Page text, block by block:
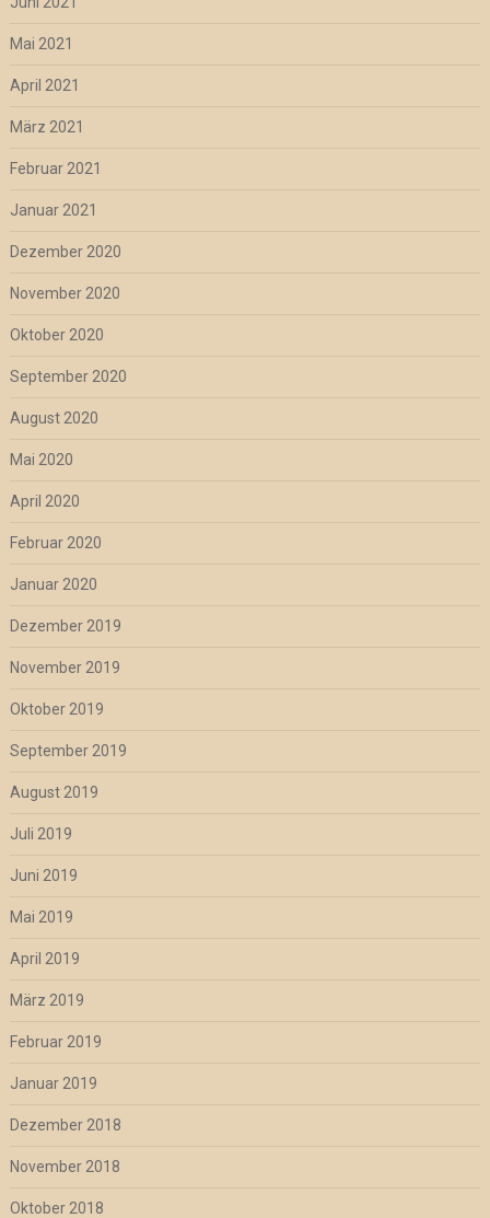
Mai 2021
April 2021
März 2021
Februar 2021
Januar 2021
Dezember 2020
November 2020
Oktober 2020
September 2020
August 2020
Mai 2020
April 2020
Februar 2020
Januar 2020
Dezember 2019
November 2019
Oktober 2019
September 2019
August 2019
Juli 2019
Juni 2019
Mai 2019
April 2019
März 2019
Februar 2019
Januar 2019
Dezember 2018
November 2018
Oktober 2018